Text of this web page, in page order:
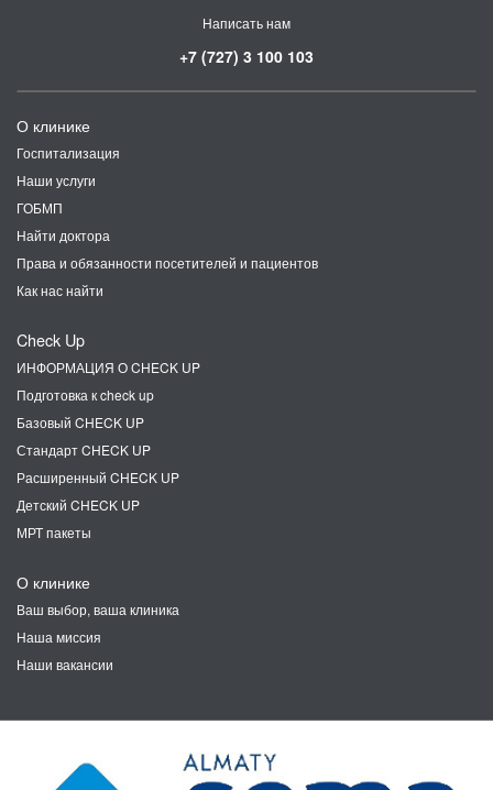
Написать нам
+7 (727) 3 100 103
О клинике
Госпитализация
Наши услуги
ГОБМП
Найти доктора
Права и обязанности посетителей и пациентов
Как нас найти
Check Up
ИНФОРМАЦИЯ О CHECK UP
Подготовка к check up
Базовый CHECK UP
Стандарт CHECK UP
Расширенный CHECK UP
Детский CHECK UP
МРТ пакеты
О клинике
Ваш выбор, ваша клиника
Наша миссия
Наши вакансии